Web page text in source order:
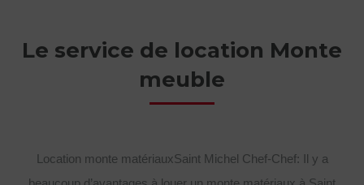
Le service de location Monte
meuble
Location monte matériauxSaint Michel Chef-Chef: Il y a